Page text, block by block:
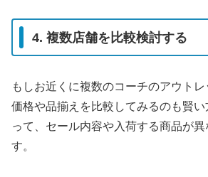
4. 複数店舗を比較検討する
もしお近くに複数のコーチのアウトレ
価格や品揃えを比較してみるのも賢
って、セール内容や入荷する商品が異
す。